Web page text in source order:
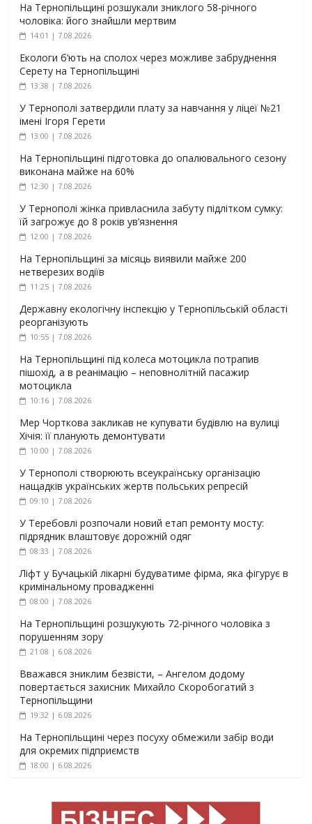
На Тернопільщині розшукали зниклого 58-річного
чоловіка: його знайшли мертвим
14:01 | 7.08.2026
Екологи б’ють на сполох через можливе забруднення
Серету на Тернопільщині
13:38 | 7.08.2026
У Тернополі затвердили плату за навчання у ліцеї №21
імені Ігоря Герети
13:00 | 7.08.2026
На Тернопільщині підготовка до опалювального сезону
виконана майже на 60%
12:30 | 7.08.2026
У Тернополі жінка привласнила забуту підлітком сумку:
їй загрожує до 8 років ув’язнення
12:00 | 7.08.2026
На Тернопільщині за місяць виявили майже 200
нетверезих водіїв
11:25 | 7.08.2026
Державну екологічну інспекцію у Тернопільській області
реорганізують
10:55 | 7.08.2026
На Тернопільщині під колеса мотоцикла потрапив
пішохід, а в реанімацію – неповнолітній пасажир
мотоцикла
10:16 | 7.08.2026
Мер Чорткова закликав не купувати будівлю на вулиці
Хічія: її планують демонтувати
10:00 | 7.08.2026
У Тернополі створюють всеукраїнську організацію
нащадків українських жертв польських репресій
09:10 | 7.08.2026
У Теребовлі розпочали новий етап ремонту мосту:
підрядник влаштовує дорожній одяг
08:33 | 7.08.2026
Ліфт у Бучацькій лікарні будуватиме фірма, яка фігурує в
кримінальному провадженні
08:00 | 7.08.2026
На Тернопільщині розшукують 72-річного чоловіка з
порушенням зору
21:08 | 6.08.2026
Вважався зниклим безвісти, – Ангелом додому
повертається захисник Михайло Скоробогатий з
Тернопільщини
19:32 | 6.08.2026
На Тернопільщині через посуху обмежили забір води
для окремих підприємств
18:00 | 6.08.2026